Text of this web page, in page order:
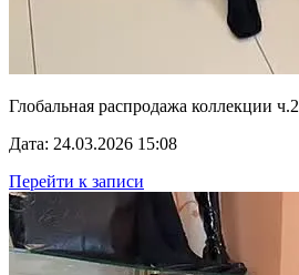
Глобальная распродажа коллекции ч.2
Дата: 24.03.2026 15:08
Перейти к записи